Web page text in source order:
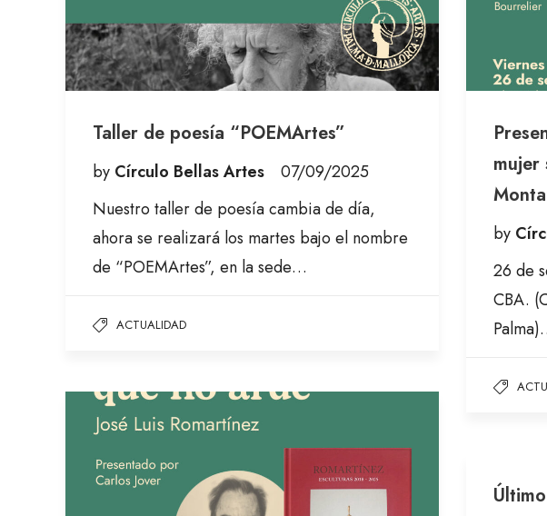
Taller de poesía “POEMArtes”
by Círculo Bellas Artes
07/09/2025
Nuestro taller de poesía cambia de día,
ahora se realizará los martes bajo el nombre
de “POEMArtes”, en la sede…
ACTUALIDAD
mujer
by
26 de
CBA.